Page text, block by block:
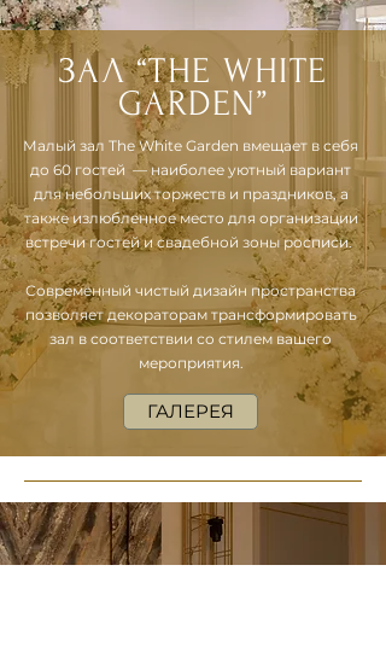
ЗАЛ “THE WHITE
GARDEN”
Малый зал The White Garden вмещает в себя
до 60 гостей — наиболее уютный вариант
для небольших торжеств и праздников, а
также излюбленное место для организации
встречи гостей и свадебной зоны росписи.
Современный чистый дизайн пространства
позволяет декораторам трансформировать
зал в соответствии со стилем вашего
мероприятия.
ГАЛЕРЕЯ